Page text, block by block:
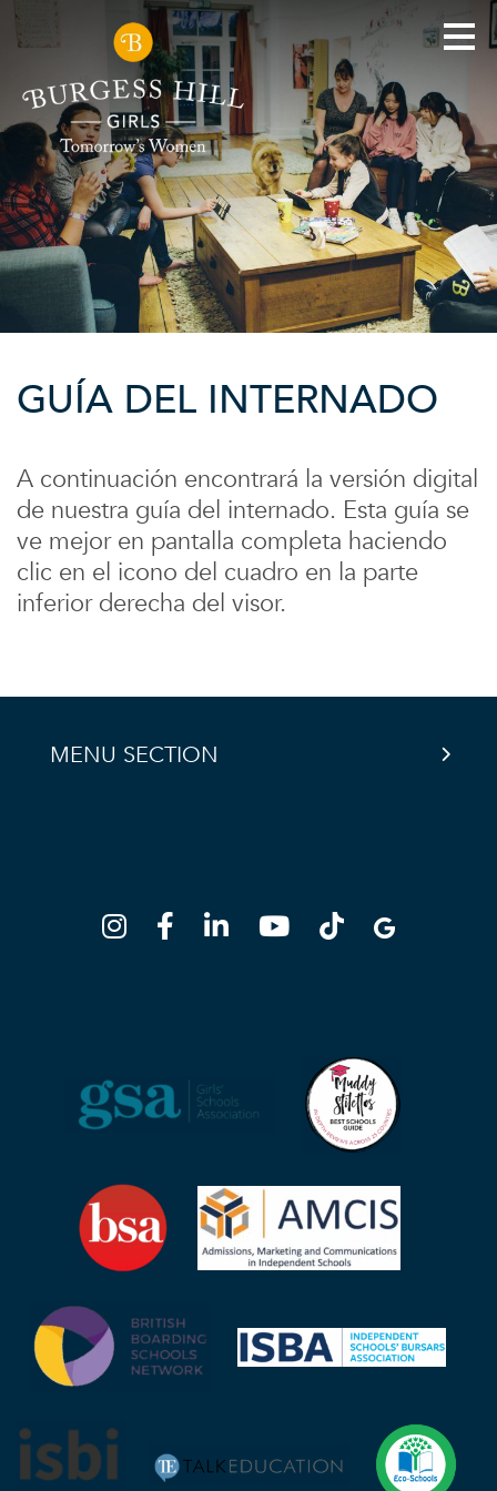
GUÍA DEL INTERNADO
A continuación encontrará la versión digital
de nuestra guía del internado. Esta guía se
ve mejor en pantalla completa haciendo
clic en el icono del cuadro en la parte
inferior derecha del visor.
MENU SECTION